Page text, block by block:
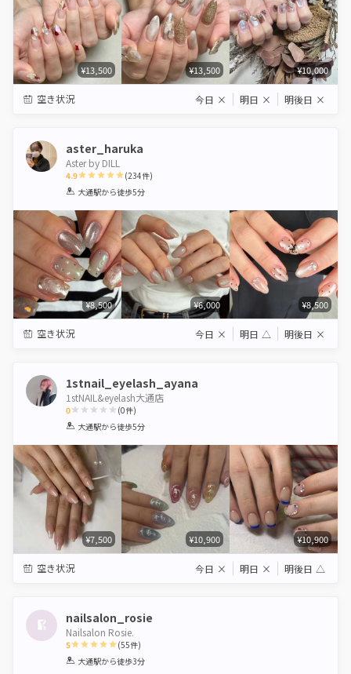
¥13,500 ¥13,500 ¥10,000
空き状況 今日 × 明日 × 明後日 ×
aster_haruka
Aster by DILL
4.9
1 2 3 4 5
(234件)
大通駅から徒歩5分
¥8,500 ¥6,000 ¥8,500
空き状況 今日 × 明日 △ 明後日 ×
1stnail_eyelash_ayana
1stNAIL&eyelash大通店
0
1 2 3 4 5
(0件)
大通駅から徒歩5分
¥7,500 ¥10,900 ¥10,900
空き状況 今日 × 明日 × 明後日 △
nailsalon_rosie
Nailsalon Rosie.
5
1 2 3 4 5
(55件)
大通駅から徒歩3分